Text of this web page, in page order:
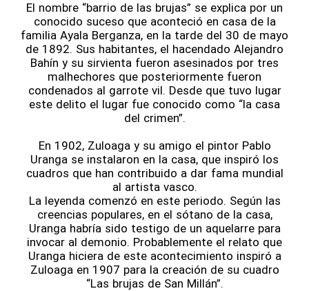
El nombre “barrio de las brujas” se explica por un
conocido suceso que aconteció en casa de la
familia Ayala Berganza, en la tarde del 30 de mayo
de 1892. Sus habitantes, el hacendado Alejandro
Bahín y su sirvienta fueron asesinados por tres
malhechores que posteriormente fueron
condenados al garrote vil. Desde que tuvo lugar
este delito el lugar fue conocido como “la casa
del crimen”.
En 1902, Zuloaga y su amigo el pintor Pablo
Uranga se instalaron en la casa, que inspiró los
cuadros que han contribuido a dar fama mundial
al artista vasco.
La leyenda comenzó en este periodo. Según las
creencias populares, en el sótano de la casa,
Uranga habría sido testigo de un aquelarre para
invocar al demonio. Probablemente el relato que
Uranga hiciera de este acontecimiento inspiró a
Zuloaga en 1907 para la creación de su cuadro
“Las brujas de San Millán”.